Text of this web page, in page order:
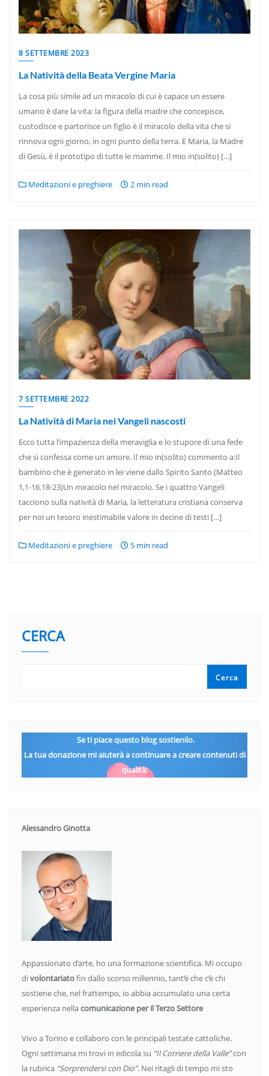
8 SETTEMBRE 2023
La Natività della Beata Vergine Maria
La cosa più simile ad un miracolo di cui è capace un essere
umano è dare la vita: la figura della madre che concepisce,
custodisce e partorisce un figlio è il miracolo della vita che si
rinnova ogni giorno, in ogni punto della terra. E Maria, la Madre
di Gesù, è il prototipo di tutte le mamme. Il mio in(solito) […]
Meditazioni e preghiere 2 min read
7 SETTEMBRE 2022
La Natività di Maria nei Vangeli nascosti
Ecco tutta l’impazienza della meraviglia e lo stupore di una fede
che si confessa come un amore. Il mio in(solito) commento a:Il
bambino che è generato in lei viene dallo Spirito Santo (Matteo
1,1-16.18-23)Un miracolo nel miracolo. Se i quattro Vangeli
tacciono sulla natività di Maria, la letteratura cristiana conserva
per noi un tesoro inestimabile valore in decine di testi […]
Meditazioni e preghiere 5 min read
CERCA
Cerca
Se ti piace questo blog sostienilo.
La tua donazione mi aiuterà a continuare a creare contenuti di
qualità:
Alessandro Ginotta
Appassionato d’arte, ho una formazione scientifica. Mi occupo
divolontariatofin dallo scorso millennio, tant’è che c’è chi
sostiene che, nel frattempo, io abbia accumulato una certa
esperienza nellacomunicazione per il Terzo Settore
Vivo a Torino e collaboro con le principali testate cattoliche.
Ogni settimana mi trovi in edicola su “Il Corriere della Valle”con
la rubrica “Sorprendersi con Dio”. Nei ritagli di tempo mi sto